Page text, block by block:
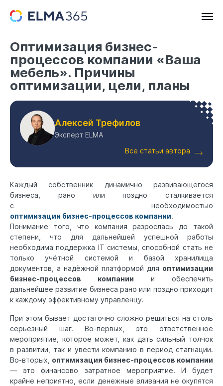
Оптимизация бизнес-
процессов компании «Ваша
мебель». Причины
оптимизации, цели, планы
Алексей Трефилов
Эксперт ELMA
Все статьи автора
Каждый собственник динамично развивающегося
бизнеса, рано или поздно сталкивается
с необходимостью
оптимизации бизнес-процессов компании.
Понимание того, что компания разрослась до такой
степени, что для дальнейшей успешной работы
необходима поддержка IT системы, способной стать не
только учётной системой и базой хранилища
документов, а надёжной платформой для оптимизации
бизнес-процессов компании и обеспечить
дальнейшее развитие бизнеса рано или поздно приходит
к каждому эффективному управленцу.
При этом бывает достаточно сложно решиться на столь
серьёзный шаг. Во-первых, это ответственное
мероприятие, которое может, как дать сильный толчок
в развитии, так и увести компанию в период стагнации.
Во-вторых, оптимизация бизнес-процессов компании
— это финансово затратное мероприятие. И будет
крайне неприятно, если денежные вливания не окупятся